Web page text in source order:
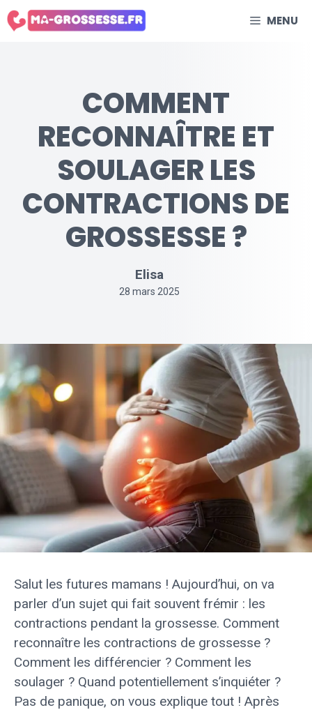
Aller
au
MENU
COMMENT
RECONNAÎTRE ET
SOULAGER LES
CONTRACTIONS DE
GROSSESSE​ ?
Elisa
28 mars 2025
Salut les futures mamans ! Aujourd’hui, on va
parler d’un sujet qui fait souvent frémir : les
contractions pendant la grossesse. Comment
reconnaître les contractions de grossesse ?
Comment les différencier ? Comment les
soulager ? Quand potentiellement s’inquiéter ?
Pas de panique, on vous explique tout ! Après